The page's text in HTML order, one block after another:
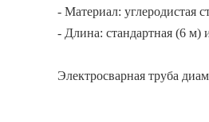
- Материал: углеродистая
- Длина: стандартная (6 м)
Электросварная труба